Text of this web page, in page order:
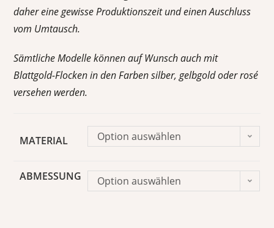
daher eine gewisse Produktionszeit und einen Auschluss
vom Umtausch.
Sämtliche Modelle können auf Wunsch auch mit
Blattgold-Flocken in den Farben silber, gelbgold oder rosé
versehen werden.
MATERIAL Option auswählen
ABMESSUNG Option auswählen